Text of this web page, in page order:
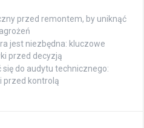
przed remontem, by uniknąć
jest niezbędna: kluczowe
przed decyzją
do audytu technicznego:
przed kontrolą